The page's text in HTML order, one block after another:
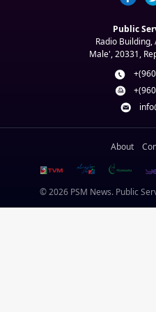
Public
Radio
Male', 20331,
About
© 2026 PSM News. Public